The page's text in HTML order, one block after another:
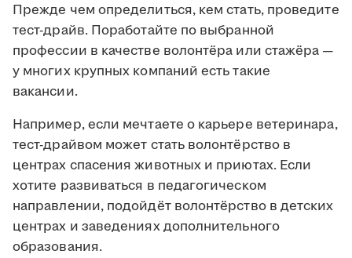
Прежде чем определиться, кем стать, проведите
тест-драйв. Поработайте по выбранной
профессии в качестве волонтёра или стажёра —
у многих крупных компаний есть такие
вакансии.
Например, если мечтаете о карьере ветеринара,
тест-драйвом может стать волонтёрство в
центрах спасения животных и приютах. Если
хотите развиваться в педагогическом
направлении, подойдёт волонтёрство в детских
центрах и заведениях дополнительного
образования.